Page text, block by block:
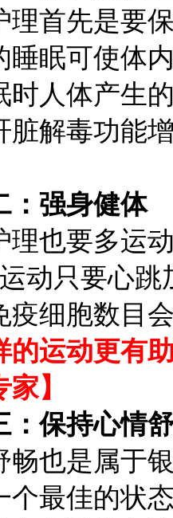
先是要保
睡眠可使体
时人体产生
脏解毒功能
：强身健体
要多运动
动只要心
疫细胞数目
的运动更有
】
：保持心情
是属于银
个最佳的状